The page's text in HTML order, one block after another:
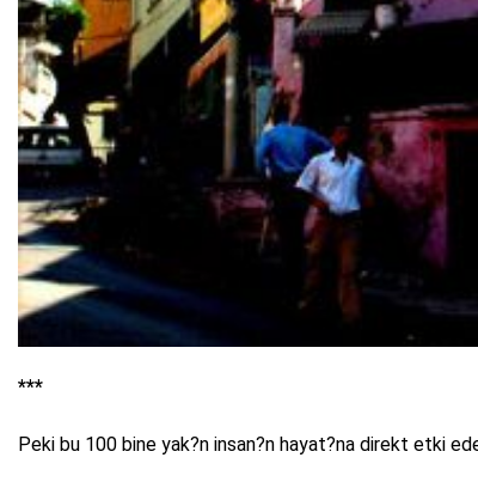
***
Peki bu 100 bine yak?n insan?n hayat?na direkt etki